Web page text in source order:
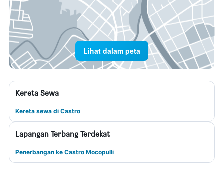
Lihat dalam peta
Kereta Sewa
Kereta sewa di Castro
Lapangan Terbang Terdekat
Penerbangan ke Castro Mocopulli